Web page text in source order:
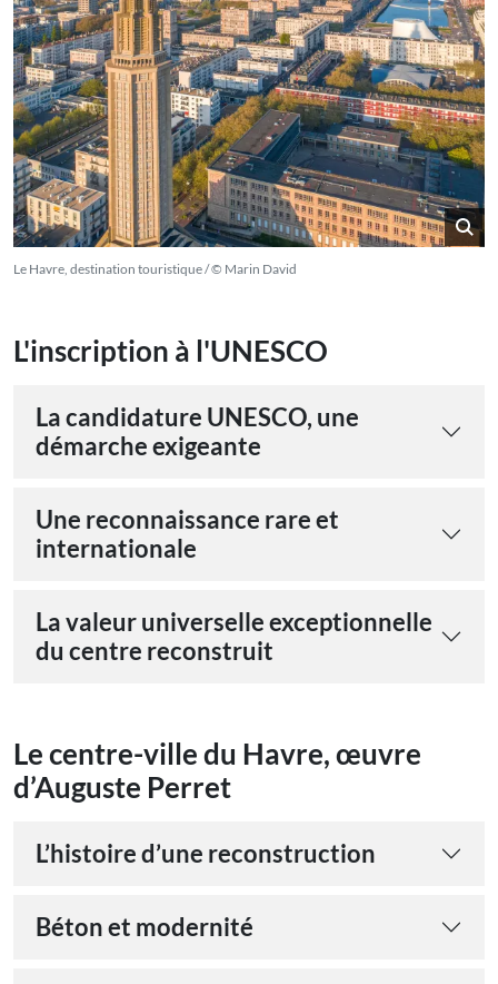
Le Havre, destination touristique / © Marin David
L'inscription à l'UNESCO
La candidature UNESCO, une
démarche exigeante
Une reconnaissance rare et
internationale
La valeur universelle exceptionnelle
du centre reconstruit
Le centre-ville du Havre, œuvre
d’Auguste Perret
L’histoire d’une reconstruction
Béton et modernité